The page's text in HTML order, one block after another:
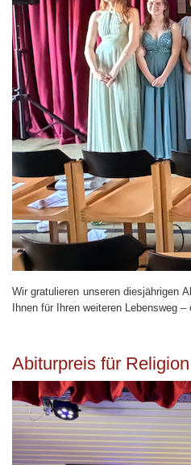
Wir gratulieren unseren diesjährigen
Ihnen für Ihren weiteren Lebensweg
Abiturpreis für